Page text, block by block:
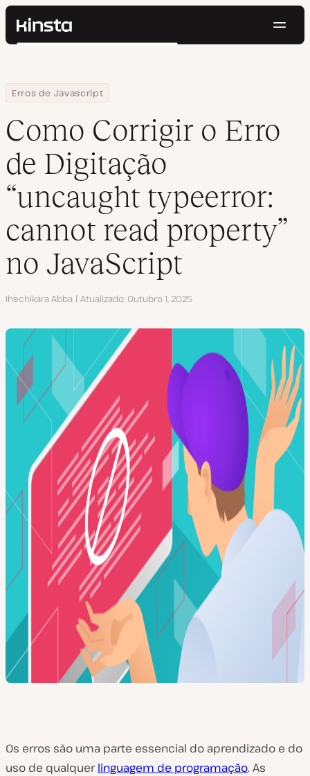
Kinsta®
Preços
Contato
Pesquisar
Home
Centro de Recursos
Blog
Erros de Javascript
Como Corrigir o Erro de Digitação “uncaught typeerror: cannot
Como Corrigir o Erro
de Digitação
“uncaught typeerror:
cannot read property”
no JavaScript
Autor
Ihechikara Abba Atualizado Outubro 1, 2025
Os erros são uma parte essencial do aprendizado e do
uso de qualquerlinguagem de programação. As